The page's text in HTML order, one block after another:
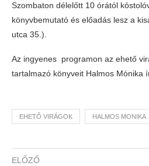
Szombaton délelőtt 10 órától
könyvbemutató és előadás lesz a
utca 35.).
Az ingyenes programon az ehető
tartalmazó könyveit Halmos Mónika
EHETŐ VIRÁGOK HALMOS MONIKA
ELŐZŐ